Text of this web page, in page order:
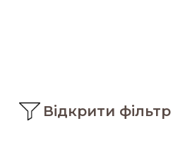
Відкрити фільтр